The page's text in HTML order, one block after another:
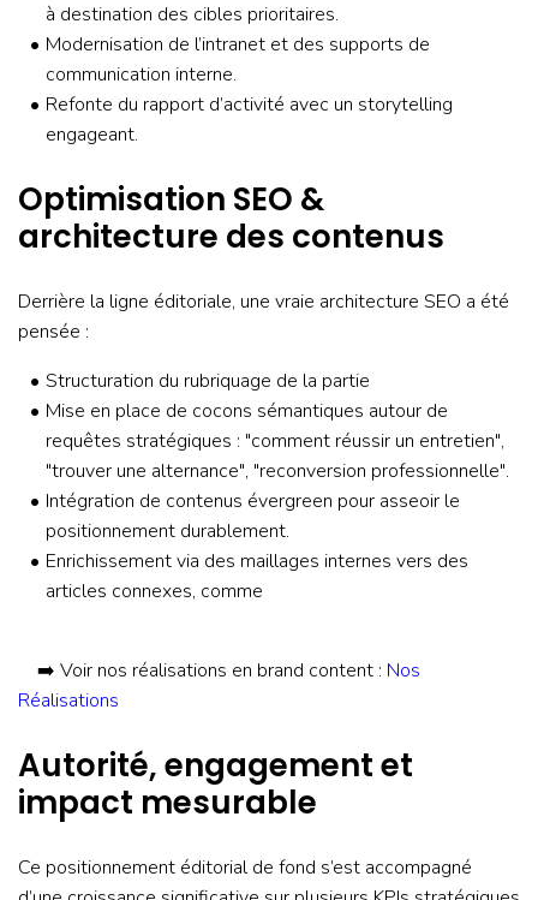
à destination des cibles prioritaires.
Modernisation de l’intranet et des supports de
communication interne.
Refonte du rapport d’activité avec un storytelling
engageant.
Optimisation SEO &
architecture des contenus
Derrière la ligne éditoriale, une vraie architecture SEO a été
pensée :
Structuration du rubriquage de la partie
Mise en place de cocons sémantiques autour de
requêtes stratégiques : "comment réussir un entretien",
"trouver une alternance", "reconversion professionnelle".
Intégration de contenus évergreen pour asseoir le
positionnement durablement.
Enrichissement via des maillages internes vers des
articles connexes, comme
➡️ Voir nos réalisations en brand content : Nos
Réalisations
Autorité, engagement et
impact mesurable
Ce positionnement éditorial de fond s’est accompagné